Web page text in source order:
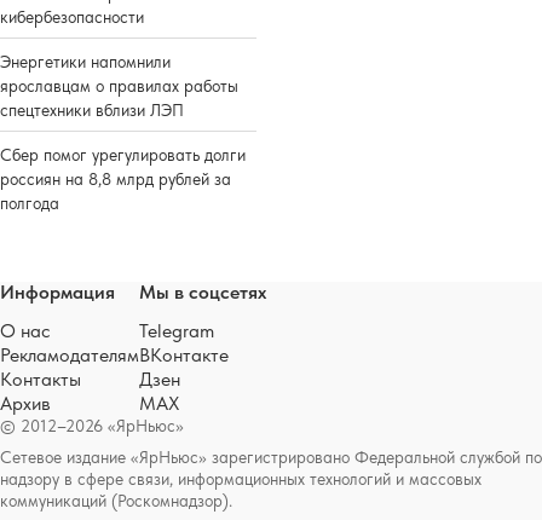
кибербезопасности
Энергетики напомнили
ярославцам о правилах работы
спецтехники вблизи ЛЭП
Сбер помог урегулировать долги
россиян на 8,8 млрд рублей за
полгода
© 2012–2026 «ЯрНьюс»
Сетевое издание «ЯрНьюс» зарегистрировано Федеральной службой по
надзору в сфере связи, информационных технологий и массовых
коммуникаций (Роскомнадзор).
Информация
О нас
Рекламодателям
Контакты
Архив
Мы в соцсетях
Telegram
ВКонтакте
Дзен
MAX